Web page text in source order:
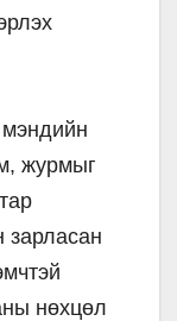
мэндийн
журмыг
зарласан
нөхцөл